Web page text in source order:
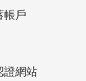
帳戶
證網站